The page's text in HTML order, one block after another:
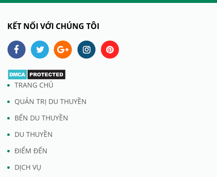
KẾT NỐI VỚI CHÚNG TÔI
TRANG CHỦ
QUẢN TRỊ DU THUYỀN
BẾN DU THUYỀN
DU THUYỀN
ĐIỂM ĐẾN
DỊCH VỤ